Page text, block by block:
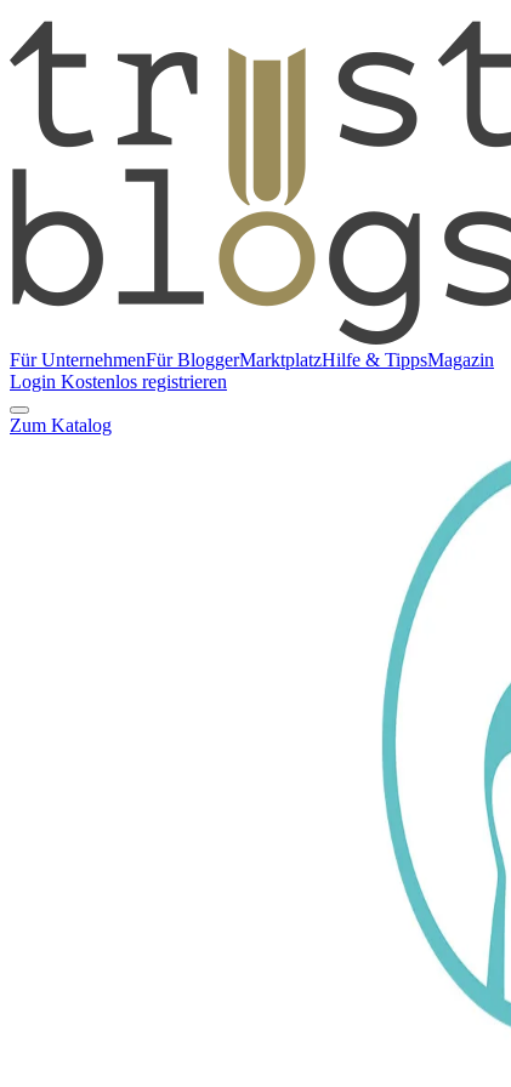
Für UnternehmenFür BloggerMarktplatzHilfe & TippsMagazin
Login Kostenlos registrieren
Zum Katalog